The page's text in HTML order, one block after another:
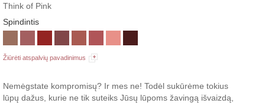
Think of Pink
Spindintis
Žiūrėti atspalvių pavadinimus
Nemėgstate kompromisų? Ir mes ne! Todėl sukūrėme tokius
lūpų dažus, kurie ne tik suteiks Jūsų lūpoms žavingą išvaizdą,